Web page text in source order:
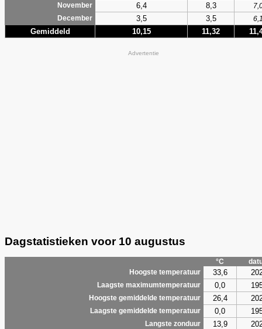
November
6,4 8,3
December
3,5 3,5
Gemiddeld 10,15 11,32
Advertentie
Dagstatistieken voor 10 augustus
°C
Hoogste temperatuur
33,6
Laagste maximumtemperatuur 0,0
Hoogste gemiddelde temperatuur 26,4
Laagste gemiddelde temperatuur 0,0
Langste zonduur 13,9